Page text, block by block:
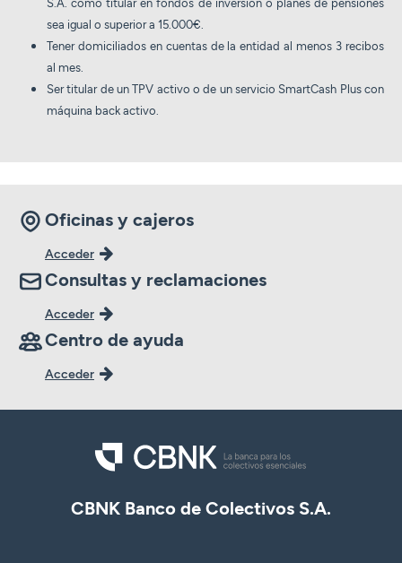
sea igual o superior a 15.000€.
Tener domiciliados en cuentas de la entidad al menos 3 recibos
al mes.
Ser titular de un TPV activo o de un servicio SmartCash Plus con
máquina back activo.
Oficinas y cajeros
Acceder
Consultas y reclamaciones
Acceder
Centro de ayuda
Acceder
CBNK Banco de Colectivos S.A.